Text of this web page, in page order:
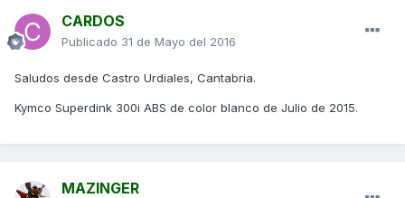
CARDOS
Publicado 31 de Mayo del 2016
Saludos desde Castro Urdiales, Cantabria.
Kymco Superdink 300i ABS de color blanco de Julio de 2015.
MAZINGER